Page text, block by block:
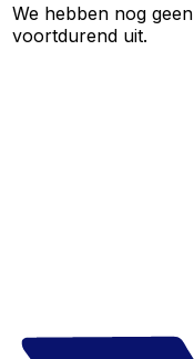
We hebben nog
voortdurend uit.